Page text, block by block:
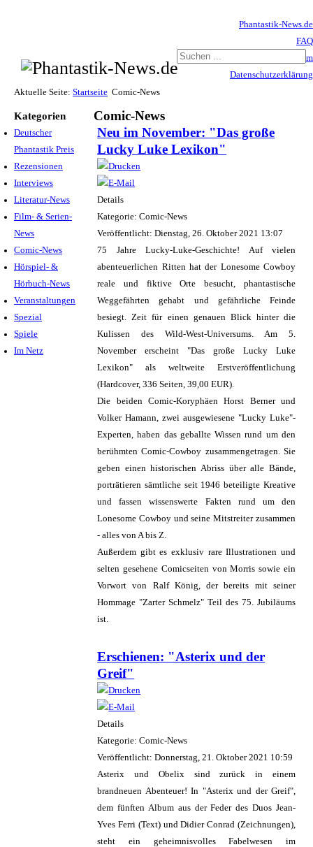
Phantastik-News.de
FAQ
Impressum
Datenschutzerklärung
Aktuelle Seite: Startseite Comic-News
Kategorien
Deutscher
Phantastik Preis
Rezensionen
Interviews
Literatur-News
Film- & Serien-
News
Comic-News
Hörspiel- &
Hörbuch-News
Veranstaltungen
Spezial
Spiele
Im Netz
Comic-News
Neu im November: "Das große
Lucky Luke Lexikon"
Details
Kategorie: Comic-News
Veröffentlicht: Dienstag, 26. Oktober 2021 13:07
75 Jahre Lucky-Luke-Geschichte! Auf vielen
abenteuerlichen Ritten hat der Lonesome Cowboy
reale und fiktive Orte besucht, phantastische
Weggefährten gehabt und gefährliche Feinde
besiegt. Zeit für einen genauen Blick hinter die
Kulissen des Wild-West-Universums. Am 5.
November erscheint "Das große Lucky Luke
Lexikon" als weltweite Erstveröffentlichung
(Hardcover, 336 Seiten, 39,00 EUR).
Die beiden Comic-Koryphäen Horst Berner und
Volker Hamann, zwei ausgewiesene "Lucky Luke"-
Experten, haben das geballte Wissen rund um den
berühmten Comic-Cowboy zusammengetragen. Sie
geben einen historischen Abriss über alle Bände,
porträtieren sämtliche seit 1946 beteiligte Kreative
und fassen wissenswerte Fakten rund um den
Lonesome Cowboy und seine Mitstreiter zusammen
- alles von A bis Z.
Außerdem gibt es exklusiv rare Illustrationen und
selten gesehene Comicseiten von Morris sowie ein
Vorwort von Ralf König, der bereits mit seiner
Hommage "Zarter Schmelz" Teil des 75. Jubiläums
ist.
Erschienen: "Asterix und der
Greif"
Details
Kategorie: Comic-News
Veröffentlicht: Donnerstag, 21. Oktober 2021 10:59
Asterix und Obelix sind zurück in einem
brandneuen Abenteuer! In "Asterix und der Greif",
dem fünften Album aus der Feder des Duos Jean-
Yves Ferri (Text) und Didier Conrad (Zeichnungen),
steht ein geheimnisvolles Fabelwesen im